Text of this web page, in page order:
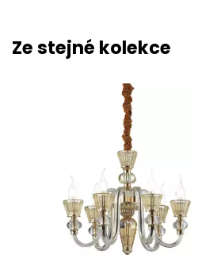
Ze stejné kolekce